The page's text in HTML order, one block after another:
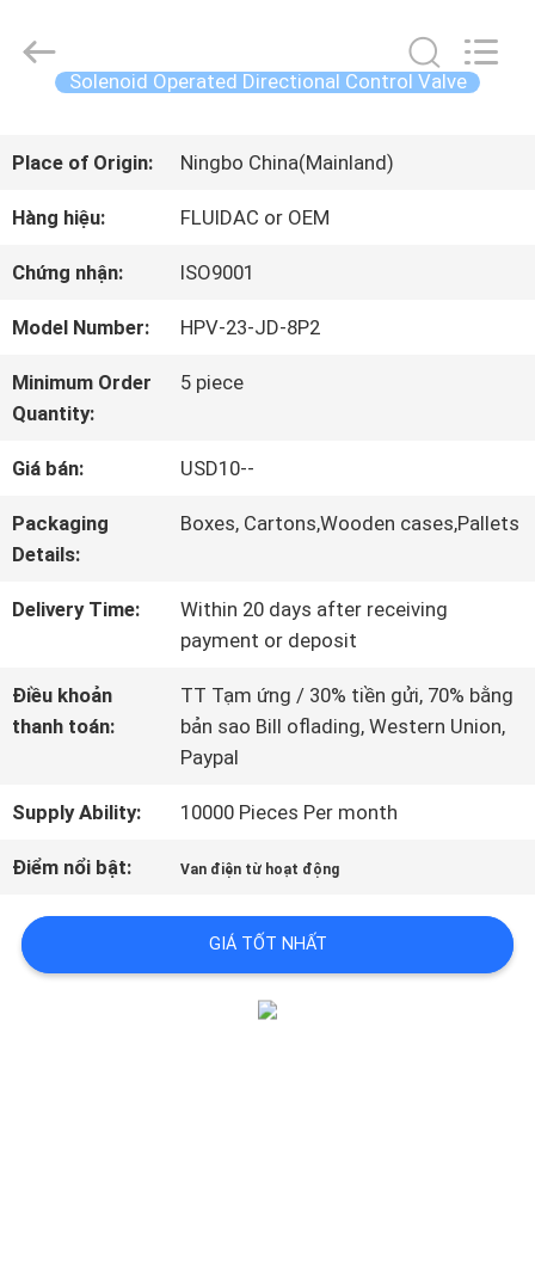
CÁC
SẢN
PHẨM
VỀ
CHÚNG
QUAN
MÁY
KIỂM
SOÁT
Concrete
Autoclave
Reserved.
ECER
Solenoid Operated Directional Control Valve
Place of Origin: Ningbo China(Mainland)
Hàng hiệu: FLUIDAC or OEM
Chứng nhận: ISO9001
Model Number: HPV-23-JD-8P2
Minimum Order
Quantity:
5 piece
Giá bán: USD10--
Packaging
Details:
Boxes, Cartons,Wooden cases,Pallets
Delivery Time:
Within 20 days after receiving
payment or deposit
Điều khoản
thanh toán:
TT Tạm ứng / 30% tiền gửi, 70% bằng
bản sao Bill oflading, Western Union,
Paypal
Supply Ability: 10000 Pieces Per month
Điểm nổi bật: Van điện từ hoạt động
GIÁ TỐT NHẤT